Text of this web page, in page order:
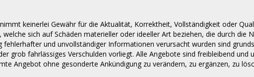
keinerlei Gewähr für die Aktualität, Korrektheit, Vollständigkeit oder
sich auf Schäden materieller oder ideeller Art beziehen, die durch die
und unvollständiger Informationen verursacht wurden sind
grob fahrlässiges Verschulden vorliegt. Alle Angebote sind freibleibend und
Angebot ohne gesonderte Ankündigung zu verändern, zu ergänzen, zu